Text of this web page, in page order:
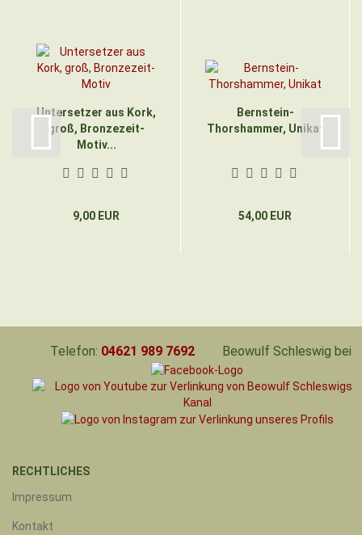
Untersetzer aus Kork,
groß, Bronzezeit-
Motiv...
9,00 EUR
Bernstein-
Thorshammer, Unikat
54,00 EUR
Telefon: 04621 989 7692 Beowulf Schleswig bei
RECHTLICHES
Impressum
Kontakt